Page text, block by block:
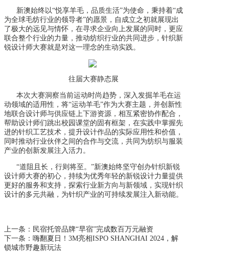
新澳始终以“悦享羊毛，品质生活”为使命，秉持着“成
为全球毛纺行业的领导者”的愿景，自成立之初就展现出
了极大的远见与情怀，在寻求企业向上发展的同时，更应
联合整个行业的力量，推动纺织行业的共同进步，针织新
锐设计师大赛就是对这一理念的生动实践。
往届大赛静态展
本次大赛洞察当前运动时尚趋势，深入发掘羊毛在运
动领域的适用性，将“运动羊毛”作为大赛主题，并创新性
地联合设计师与供应链上下游资源，相互紧密协作配合，
帮助设计师们跳出校园课堂的固有框架，在实践中掌握先
进的针织工艺技术，提升设计作品的实际应用性和价值，
同时推动行业伙伴之间的合作与交流，共同为纺织与服装
产业的创新发展注入活力。
“道阻且长，行则将至。”新澳始终坚守创办针织新锐
设计师大赛的初心，持续为优秀年轻的新锐设计力量提供
更好的服务和支持，探索行业新方向与新领域，实现针织
设计的多元共融，为针织产业的可持续发展注入新动能。
上一条： 民宿托管品牌“早宿”完成数百万元融资
下一条： 嗨翻夏日！3M亮相ISPO SHANGHAI 2024，解
锁城市野趣新玩法